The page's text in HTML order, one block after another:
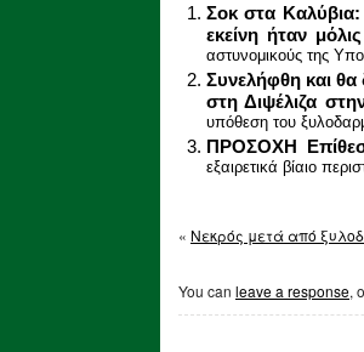
Σοκ στα
εκείνη ήταν
αστυνομικούς της
Συνελήφθη και
στη Διψέλιζα
υπόθεση του
ΠΡΟΣΟΧΗ
εξαιρετικά βίαιο
« Νεκρός μετά από
You can leave a response,